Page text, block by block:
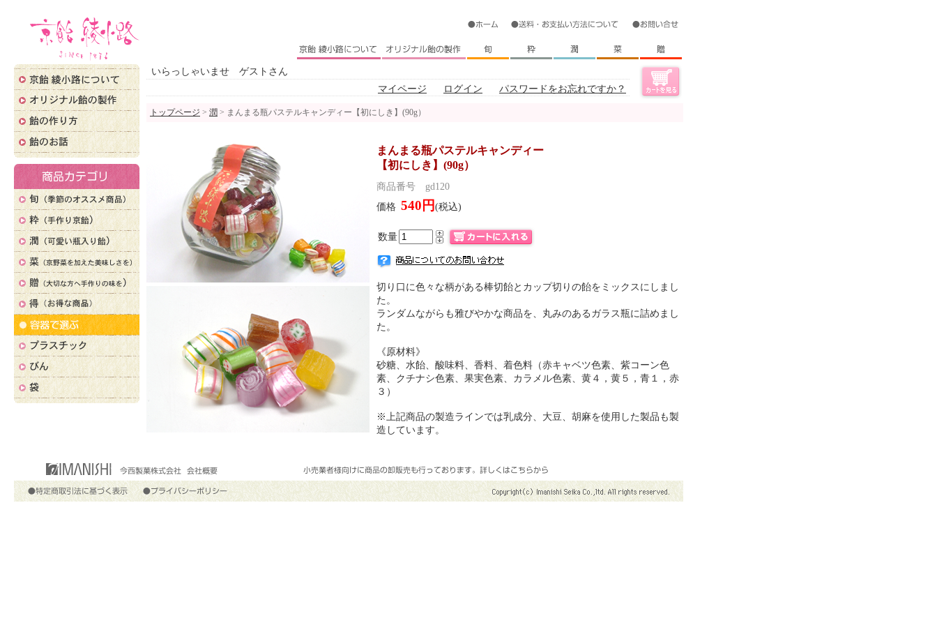
いらっしゃいませ ゲストさん
マイページ
ログイン パスワードをお忘れですか？
トップページ > 潤 > まんまる瓶パステルキャンディー【初にしき】(90g）
まんまる瓶パステルキャンディー
【初にしき】(90g）
商品番号 gd120
価格 540円(税込)
数量
切り口に色々な柄がある棒切飴とカップ切りの飴をミックスにしまし
た。
ランダムながらも雅びやかな商品を、丸みのあるガラス瓶に詰めまし
た。
《原材料》
砂糖、水飴、酸味料、香料、着色料（赤キャベツ色素、紫コーン色
素、クチナシ色素、果実色素、カラメル色素、黄４，黄５，青１，赤
３）
※上記商品の製造ラインでは乳成分、大豆、胡麻を使用した製品も製
造しています。